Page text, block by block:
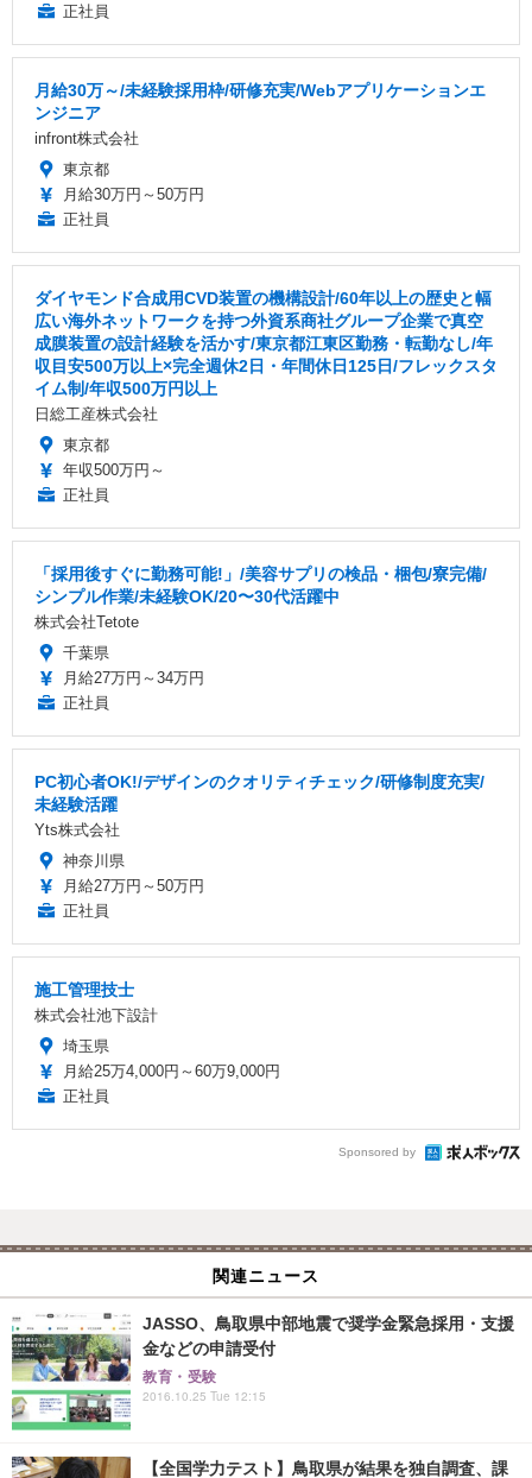
正社員
月給30万～/未経験採用枠/研修充実/Webアプリケーションエ
ンジニア
infront株式会社
東京都
月給30万円～50万円
正社員
ダイヤモンド合成用CVD装置の機構設計/60年以上の歴史と幅
広い海外ネットワークを持つ外資系商社グループ企業で真空
成膜装置の設計経験を活かす/東京都江東区勤務・転勤なし/年
収目安500万以上×完全週休2日・年間休日125日/フレックスタ
イム制/年収500万円以上
日総工産株式会社
東京都
年収500万円～
正社員
「採用後すぐに勤務可能!」/美容サプリの検品・梱包/寮完備/
シンプル作業/未経験OK/20〜30代活躍中
株式会社Tetote
千葉県
月給27万円～34万円
正社員
PC初心者OK!/デザインのクオリティチェック/研修制度充実/
未経験活躍
Yts株式会社
神奈川県
月給27万円～50万円
正社員
施工管理技士
株式会社池下設計
埼玉県
月給25万4,000円～60万9,000円
正社員
Sponsored by
関連ニュース
JASSO、鳥取県中部地震で奨学金緊急採用・支援
金などの申請受付
教育・受験
2016.10.25 Tue 12:15
【全国学力テスト】鳥取県が結果を独自調査、課